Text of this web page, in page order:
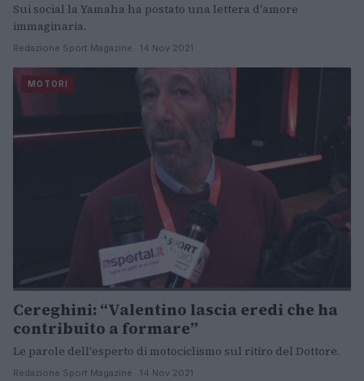
Sui social la Yamaha ha postato una lettera d'amore
immaginaria.
Redazione Sport Magazine · 14 Nov 2021
MOTORI
Cereghini: “Valentino lascia eredi che ha
contribuito a formare”
Le parole dell'esperto di motociclismo sul ritiro del Dottore.
Redazione Sport Magazine · 14 Nov 2021